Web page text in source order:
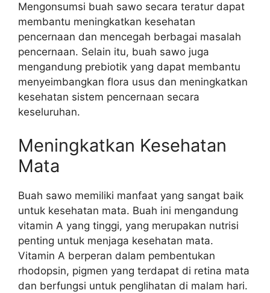
Mengonsumsi buah sawo secara teratur dapat
membantu meningkatkan kesehatan
pencernaan dan mencegah berbagai masalah
pencernaan. Selain itu, buah sawo juga
mengandung prebiotik yang dapat membantu
menyeimbangkan flora usus dan meningkatkan
kesehatan sistem pencernaan secara
keseluruhan.
Meningkatkan Kesehatan
Mata
Buah sawo memiliki manfaat yang sangat baik
untuk kesehatan mata. Buah ini mengandung
vitamin A yang tinggi, yang merupakan nutrisi
penting untuk menjaga kesehatan mata.
Vitamin A berperan dalam pembentukan
rhodopsin, pigmen yang terdapat di retina mata
dan berfungsi untuk penglihatan di malam hari.